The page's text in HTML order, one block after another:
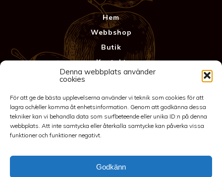
Denna webbplats använder
cookies
För att ge de bästa upplevelserna använder vi teknik som cookies för att
lagra och/eller komma åt enhetsinformation. Genom att godkänna dessa
tekniker kan vi behandla data som surfbeteende eller unika ID:n på denna
webbplats. Att inte samtycka eller återkalla samtycke kan påverka vissa
funktioner och funktioner negativt.
Godkänn
Hem
Webbshop
Butik
Kontakt
Anläggning
Integritetspolicy